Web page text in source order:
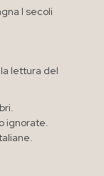
I secoli
lettura del
ignorate.